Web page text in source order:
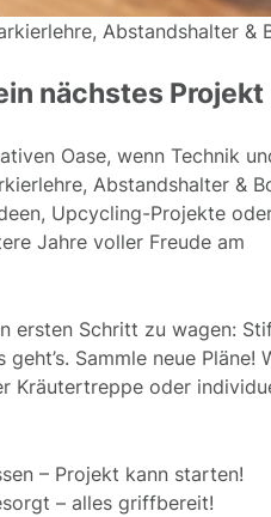
Abstandshalter &
nächstes Projekt
Oase, wenn Technik
Abstandshalter &
Upcycling-Projekte
Jahre voller Freude am
ersten Schritt zu wagen:
Sammle neue Pläne!
Kräutertreppe oder
– Projekt kann starten!
– alles griffbereit!